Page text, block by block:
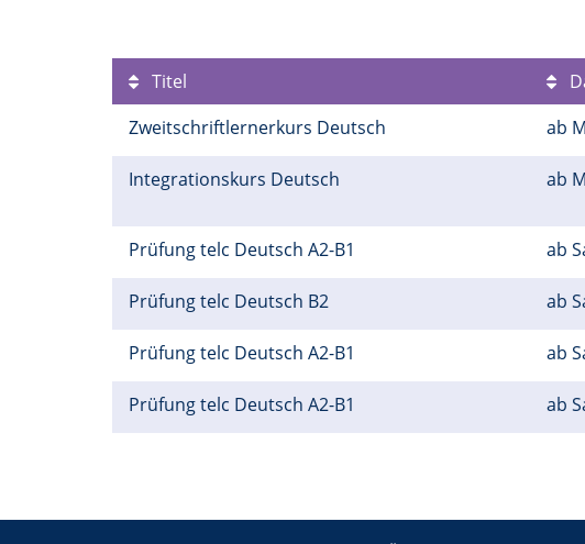
Titel
Zweitschriftlernerkurs Deutsch
ab
Integrationskurs Deutsch ab
Prüfung telc Deutsch A2-B1 ab
Prüfung telc Deutsch B2 ab
Prüfung telc Deutsch A2-B1 ab
Prüfung telc Deutsch A2-B1 ab